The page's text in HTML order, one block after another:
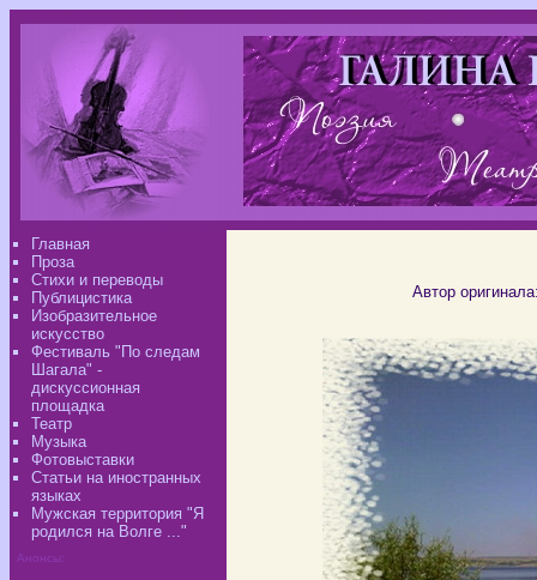
Главная
Проза
Стихи и переводы
Публицистика
Изобразительное
искусство
Фестиваль "По следам
Шагала" -
дискуссионная
площадка
Театр
Музыка
Фотовыставки
Статьи на иностранных
языках
Мужская территория "Я
родился на Волге ..."
Анонсы:
Автор